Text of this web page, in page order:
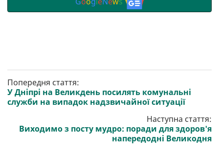
Попередня стаття:
У Дніпрі на Великдень посилять комунальні
служби на випадок надзвичайної ситуації
Наступна стаття:
Виходимо з посту мудро: поради для здоров'я
напередодні Великодня